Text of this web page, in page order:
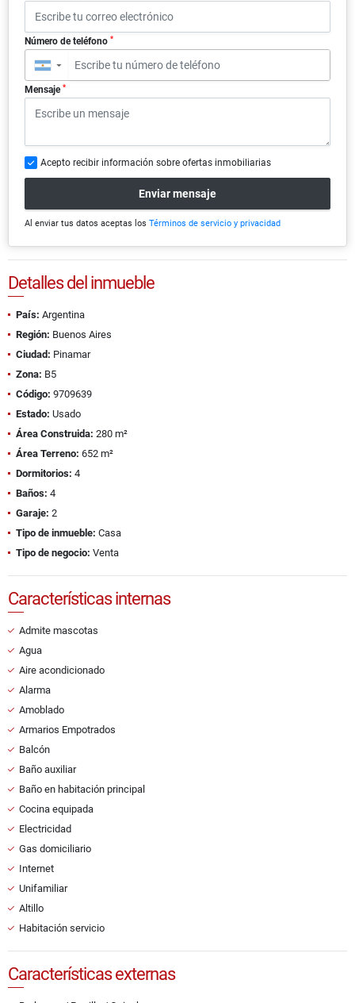
Número de teléfono *
▼
Mensaje *
Acepto recibir información sobre ofertas inmobiliarias
Enviar mensaje
Al enviar tus datos aceptas los Términos de servicio y privacidad
Detalles del inmueble
País: Argentina
Región: Buenos Aires
Ciudad: Pinamar
Zona: B5
Código: 9709639
Estado: Usado
Área Construida: 280 m²
Área Terreno: 652 m²
Dormitorios: 4
Baños: 4
Garaje: 2
Tipo de inmueble: Casa
Tipo de negocio: Venta
Características internas
Admite mascotas
Agua
Aire acondicionado
Alarma
Amoblado
Armarios Empotrados
Balcón
Baño auxiliar
Baño en habitación principal
Cocina equipada
Electricidad
Gas domiciliario
Internet
Unifamiliar
Altillo
Habitación servicio
Características externas